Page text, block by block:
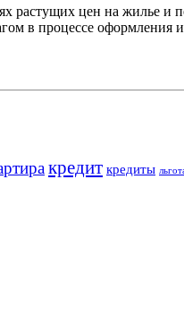
растущих цен на жилье и
в процессе оформления
кредит кредиты